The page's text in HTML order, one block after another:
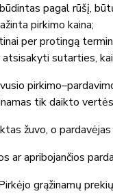
pagal rūšį,
pirkimo kaina;
per protingą
sutarties,
tik daikto
žuvo, o
ar apribojančios
grąžinamų